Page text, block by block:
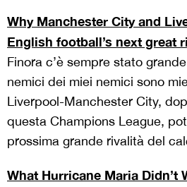
Why Manchester City and
English football’s next great
Finora c’è sempre stato
nemici dei miei nemici sono
Liverpool-Manchester City,
questa Champions League,
prossima grande rivalità del
What Hurricane Maria Didn’t